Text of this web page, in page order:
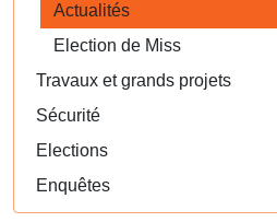
Actualités
Election de Miss
Travaux et grands projets
Sécurité
Elections
Enquêtes